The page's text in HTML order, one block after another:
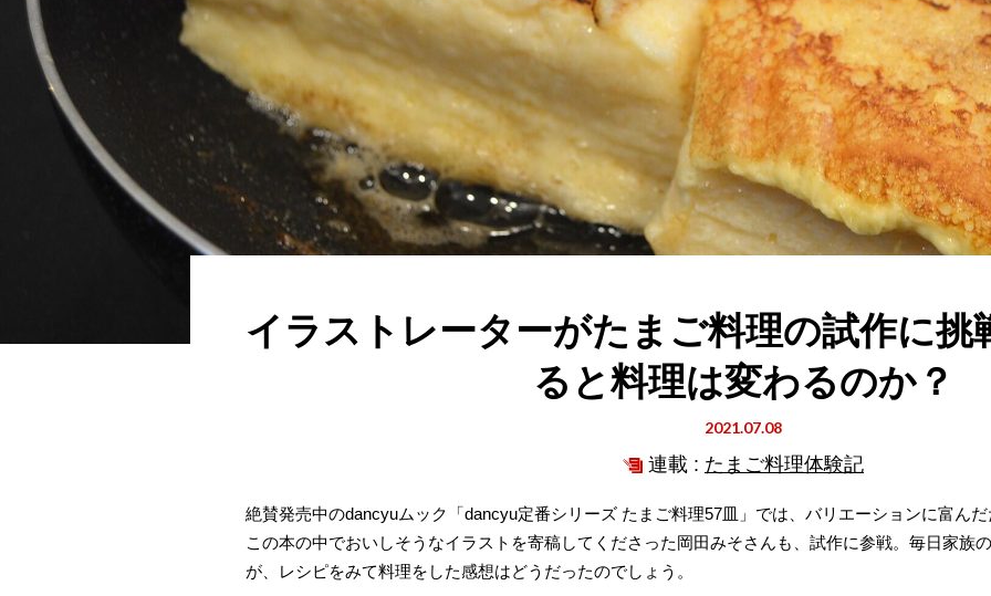
イラストレーターがたまご料理の試作に挑
ると料理は変わるのか？
2021.07.08
連載 : たまご料理体験記
絶賛発売中のdancyuムック「dancyu定番シリーズ たまご料理57皿」では、バリエーションに富ん
この本の中でおいしそうなイラストを寄稿してくださった岡田みそさんも、試作に参戦。毎日家族
が、レシピをみて料理をした感想はどうだったのでしょう。